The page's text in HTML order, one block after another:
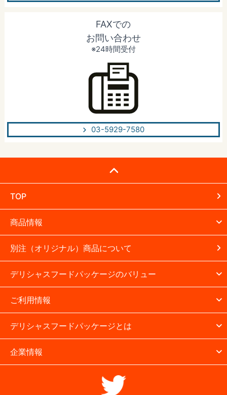
FAXでの
お問い合わせ
※24時間受付
03-5929-7580
TOP
商品情報
別注（オリジナル）商品について
デリシャスフードパッケージのバリュー
ご利用情報
デリシャスフードパッケージとは
企業情報